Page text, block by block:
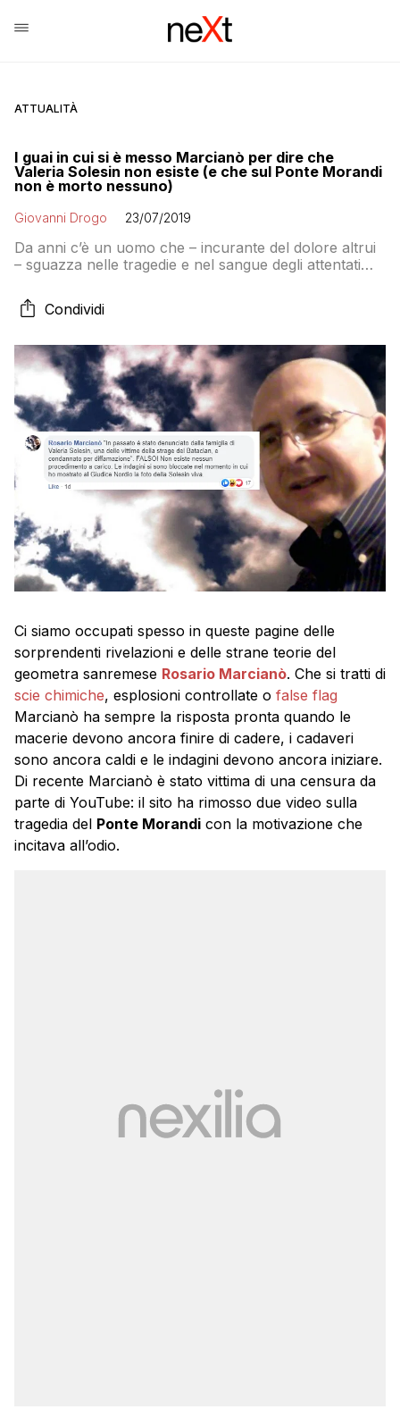
ATTUALITÀ
I guai in cui si è messo Marcianò per dire che
Valeria Solesin non esiste (e che sul Ponte Morandi
non è morto nessuno)
Giovanni Drogo 23/07/2019
Da anni c’è un uomo che – incurante del dolore altrui
– sguazza nelle tragedie e nel sangue degli attentati
rimasti vittime in realtà non esistevano e quindi non
sono morti davvero. YouTube sostiene che si tratti di
Condividi
Ci siamo occupati spesso in queste pagine delle
sorprendenti rivelazioni e delle strane teorie del
geometra sanremese Rosario Marcianò. Che si tratti di
scie chimiche, esplosioni controllate o false flag
Marcianò ha sempre la risposta pronta quando le
macerie devono ancora finire di cadere, i cadaveri
sono ancora caldi e le indagini devono ancora iniziare.
Di recente Marcianò è stato vittima di una censura da
parte di YouTube: il sito ha rimosso due video sulla
tragedia del Ponte Morandi con la motivazione che
incitava all’odio.